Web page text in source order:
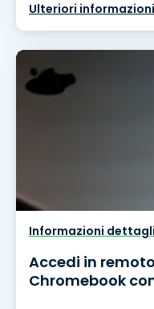
Ulteriori informazioni
Informazioni
Accedi in
Chromebook